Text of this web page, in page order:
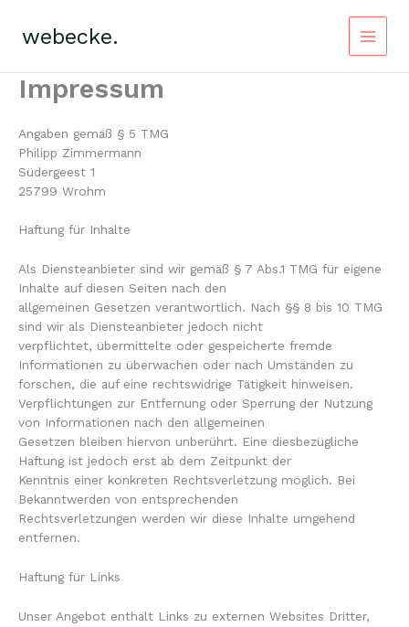
springenwebecke.
Main
Impressum
Angaben gemäß § 5 TMG
Philipp Zimmermann
Südergeest 1
25799 Wrohm
Haftung für Inhalte
Als Diensteanbieter sind wir gemäß § 7 Abs.1 TMG für eigene
Inhalte auf diesen Seiten nach den
allgemeinen Gesetzen verantwortlich. Nach §§ 8 bis 10 TMG
sind wir als Diensteanbieter jedoch nicht
verpflichtet, übermittelte oder gespeicherte fremde
Informationen zu überwachen oder nach Umständen zu
forschen, die auf eine rechtswidrige Tätigkeit hinweisen.
Verpflichtungen zur Entfernung oder Sperrung der Nutzung
von Informationen nach den allgemeinen
Gesetzen bleiben hiervon unberührt. Eine diesbezügliche
Haftung ist jedoch erst ab dem Zeitpunkt der
Kenntnis einer konkreten Rechtsverletzung möglich. Bei
Bekanntwerden von entsprechenden
Rechtsverletzungen werden wir diese Inhalte umgehend
entfernen.
Haftung für Links
Unser Angebot enthält Links zu externen Websites Dritter,